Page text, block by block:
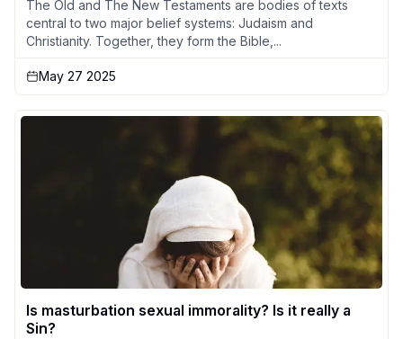
The Old and The New Testaments are bodies of texts
central to two major belief systems: Judaism and
Christianity. Together, they form the Bible,...
May 27 2025
Is masturbation sexual immorality? Is it really a
Sin?